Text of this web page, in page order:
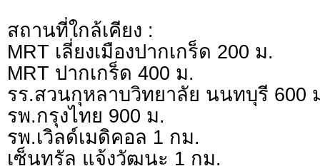
สถานที่ใกล้เคียง :
MRT เลี่ยงเมืองปากเกร็ด 200 ม.
MRT ปากเกร็ด 400 ม.
รร.สวนกุหลาบวิทยาลัย นนทบุรี 600
รพ.กรุงไทย 900 ม.
รพ.เวิลด์เมดิคอล 1 กม.
เซ็นทรัล แจ้งวัฒนะ 1 กม.